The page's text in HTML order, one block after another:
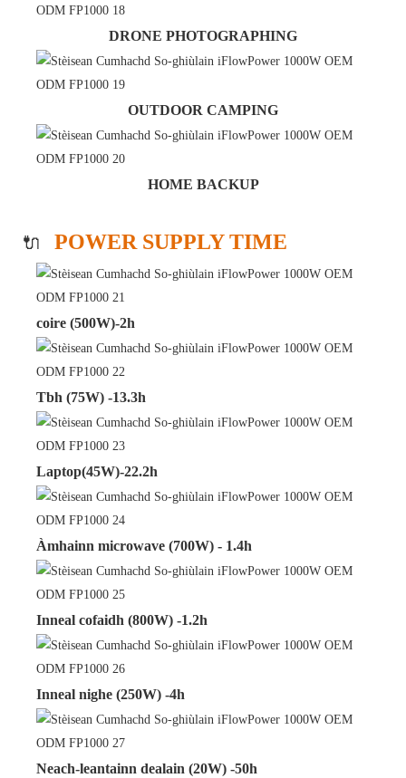
DRONE PHOTOGRAPHING
OUTDOOR CAMPING
HOME BACKUP
🔌 POWER SUPPLY TIME
coire (500W)-2h
Tbh (75W) -13.3h
Laptop(45W)-22.2h
Àmhainn microwave (700W) - 1.4h
Inneal cofaidh (800W) -1.2h
Inneal nighe (250W) -4h
Neach-leantainn dealain (20W) -50h